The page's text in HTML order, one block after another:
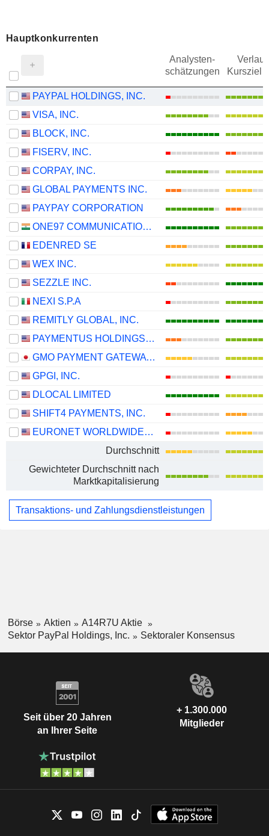
Hauptkonkurrenten
Analysten-
schätzungen
Verlauf
Kursziel
PAYPAL HOLDINGS, INC.
VISA, INC.
BLOCK, INC.
FISERV, INC.
CORPAY, INC.
GLOBAL PAYMENTS INC.
PAYPAY CORPORATION
ONE97 COMMUNICATIONS LIMITED
EDENRED SE
WEX INC.
SEZZLE INC.
NEXI S.P.A
REMITLY GLOBAL, INC.
PAYMENTUS HOLDINGS, INC.
GMO PAYMENT GATEWAY, INC.
GPGI, INC.
DLOCAL LIMITED
SHIFT4 PAYMENTS, INC.
EURONET WORLDWIDE, INC.
Durchschnitt
Gewichteter Durchschnitt nach
Marktkapitalisierung
Transaktions- und Zahlungsdienstleistungen
Börse Aktien
A14R7U Aktie
Sektor PayPal Holdings, Inc.
Sektoraler Konsensus
Seit über 20 Jahren
an Ihrer Seite
+ 1.300.000
Mitglieder